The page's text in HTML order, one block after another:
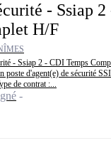
- Ssiap
H/F
- Ssiap 2 - CDI Temps
poste d'agent(e) de sécurité
de contrat :...